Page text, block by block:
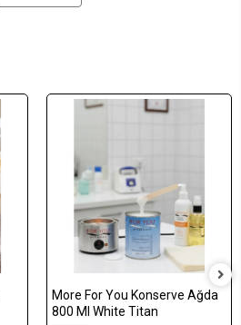
More For You Konserve Ağda
800 Ml White Titan